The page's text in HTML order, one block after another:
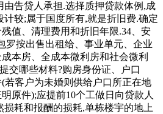
告贷人承担.选择质押贷款体例,成
较;属于国度所有,就是折旧费.确定
值、清理费用和折旧年限.34、安
罗按出售出租给、事业单元、企业
本房、全成本微利房和社会微利
交哪些材料?购房身份证、户口
若客户为未婚则供给户口所正在地
原件);应提前10个工做日向贷款人
损耗和报酬的损耗,单栋楼宇的地上